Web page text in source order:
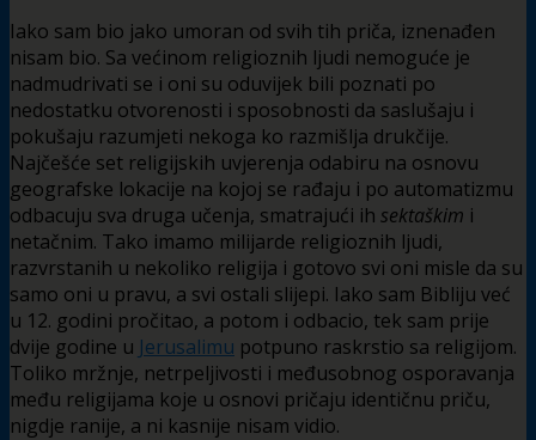
Iako sam bio jako umoran od svih tih priča, iznenađen
nisam bio. Sa većinom religioznih ljudi nemoguće je
nadmudrivati se i oni su oduvijek bili poznati po
nedostatku otvorenosti i sposobnosti da saslušaju i
pokušaju razumjeti nekoga ko razmišlja drukčije.
Najčešće set religijskih uvjerenja odabiru na osnovu
geografske lokacije na kojoj se rađaju i po automatizmu
odbacuju sva druga učenja, smatrajući ih sektaškim i
netačnim. Tako imamo milijarde religioznih ljudi,
razvrstanih u nekoliko religija i gotovo svi oni misle da su
samo oni u pravu, a svi ostali slijepi. Iako sam Bibliju već
u 12. godini pročitao, a potom i odbacio, tek sam prije
dvije godine u Jerusalimu potpuno raskrstio sa religijom.
Toliko mržnje, netrpeljivosti i međusobnog osporavanja
među religijama koje u osnovi pričaju identičnu priču,
nigdje ranije, a ni kasnije nisam vidio.